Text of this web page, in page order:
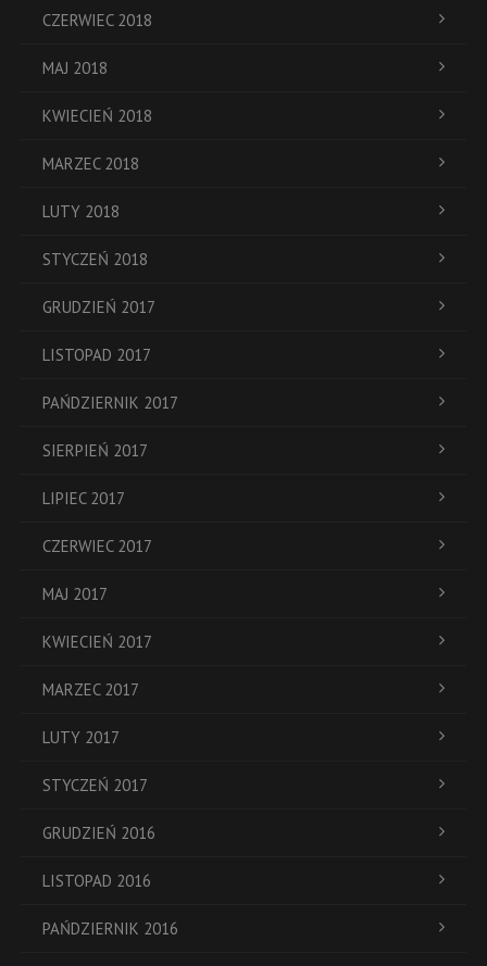
CZERWIEC 2018
MAJ 2018
KWIECIEŃ 2018
MARZEC 2018
LUTY 2018
STYCZEŃ 2018
GRUDZIEŃ 2017
LISTOPAD 2017
PAŃDZIERNIK 2017
SIERPIEŃ 2017
LIPIEC 2017
CZERWIEC 2017
MAJ 2017
KWIECIEŃ 2017
MARZEC 2017
LUTY 2017
STYCZEŃ 2017
GRUDZIEŃ 2016
LISTOPAD 2016
PAŃDZIERNIK 2016